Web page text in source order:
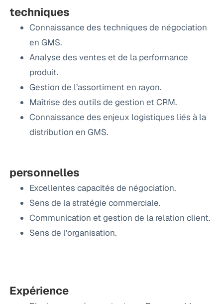
techniques
Connaissance des techniques de négociation
en GMS.
Analyse des ventes et de la performance
produit.
Gestion de l’assortiment en rayon.
Maîtrise des outils de gestion et CRM.
Connaissance des enjeux logistiques liés à la
distribution en GMS.
personnelles
Excellentes capacités de négociation.
Sens de la stratégie commerciale.
Communication et gestion de la relation client.
Sens de l’organisation.
Expérience